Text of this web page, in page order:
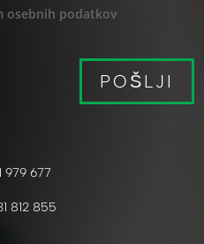
osebnih podatkov
POŠLJI
979 677
812 855